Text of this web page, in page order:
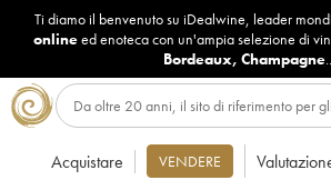
Ti diamo il benvenuto su iDealwine, leader
onlineed enoteca con un'ampia selezione di
Bordeaux, Champagne
Acquistare VENDERE